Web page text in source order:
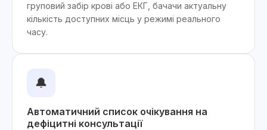
груповий забір крові або ЕКГ, бачачи актуальну
кількість доступних місць у режимі реального
часу.
🔔
Автоматичний список очікування на
дефіцитні консультації